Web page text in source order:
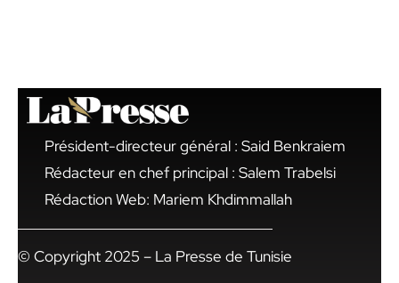
Président-directeur général : Said Benkraiem
Rédacteur en chef principal : Salem Trabelsi
Rédaction Web: Mariem Khdimmallah
© Copyright 2025 – La Presse de Tunisie